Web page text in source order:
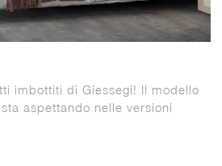
imbottiti di Giessegi! Il modello
aspettando nelle versioni